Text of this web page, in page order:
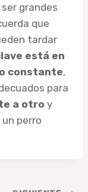
grandes
que
tardar
está en
constante,
para
a otro y
perro